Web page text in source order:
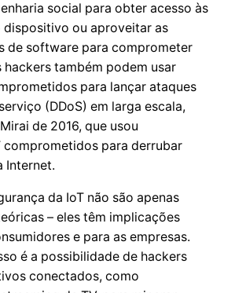
social para obter acesso às
dispositivo ou aproveitar as
de software para comprometer
também podem usar
para lançar ataques
(DDoS) em larga escala,
de 2016, que usou
comprometidos para derrubar
Internet.
da IoT não são apenas
– eles têm implicações
e para as empresas.
é a possibilidade de hackers
conectados, como